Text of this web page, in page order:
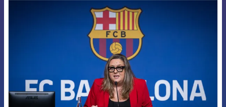
FCB Barcelona badge